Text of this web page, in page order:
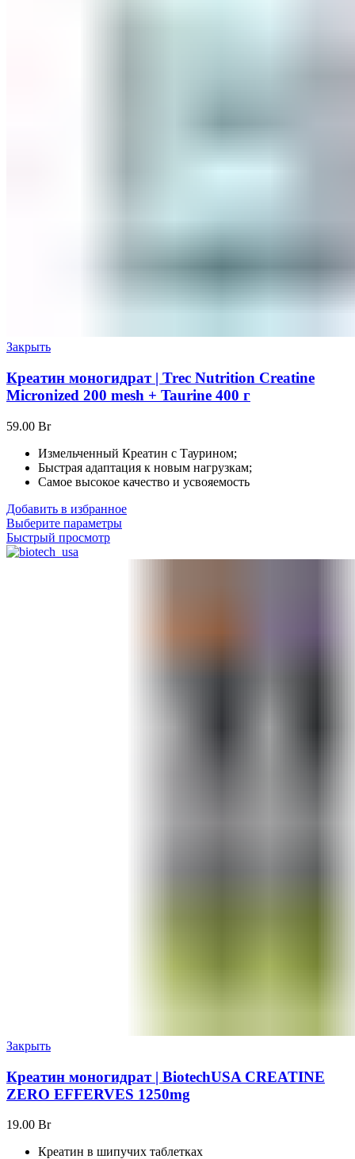
Закрыть
Креатин моногидрат | Trec Nutrition Creatine
Micronized 200 mesh + Taurine 400 г
59.00 Br
Измельченный Креатин с Таурином;
Быстрая адаптация к новым нагрузкам;
Самое высокое качество и усвояемость
Добавить в избранное
Выберите параметры
Быстрый просмотр
Закрыть
Креатин моногидрат | BiotechUSA CREATINE
ZERO EFFERVES 1250mg
19.00 Br
Креатин в шипучих таблетках